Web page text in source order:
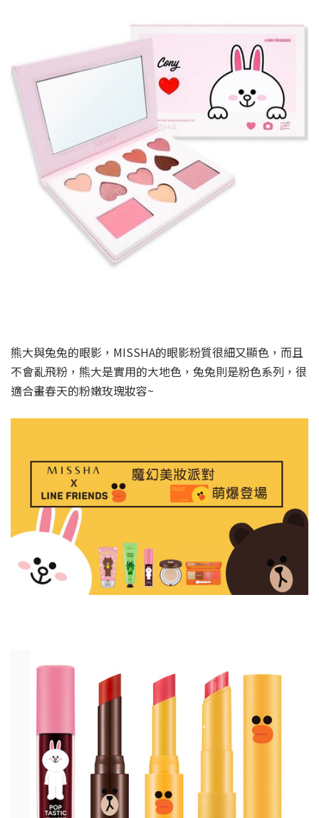
熊大與兔兔的眼影，MISSHA的眼影粉質很細又顯色，而且
不會亂飛粉，熊大是實用的大地色，兔兔則是粉色系列，很
適合畫春天的粉嫩玫瑰妝容~